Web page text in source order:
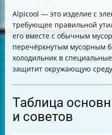
Alpicool — это изделие с
требующее правильной
его вместе с обычным
перечёркнутым мусорным
холодильник в
защитит окружающую
Таблица
и советов